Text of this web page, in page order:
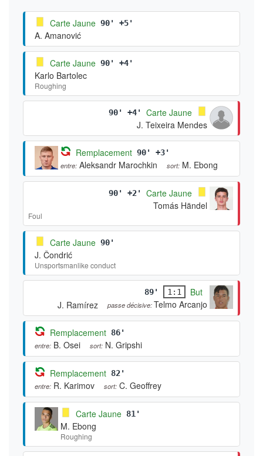
Carte Jaune 90' +5'
A. Amanović
Carte Jaune 90' +4'
Karlo Bartolec
Roughing
90' +4'
Carte Jaune
J. Teixeira Mendes
Remplacement 90' +3'
entre: Aleksandr Marochkin sort: M. Ebong
90' +2'
Carte Jaune
Tomás Händel
Foul
Carte Jaune 90'
J. Čondrić
Unsportsmanlike conduct
89' 1:1
But
J. Ramírez
passe décisive:Telmo Arcanjo
Remplacement 86'
entre: B. Osei sort: N. Gripshi
Remplacement 82'
entre: R. Karimov sort: C. Geoffrey
Carte Jaune 81'
M. Ebong
Roughing